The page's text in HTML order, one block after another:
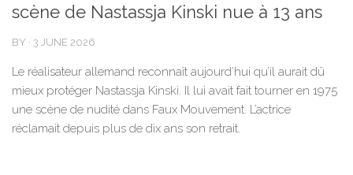
scène de Nastassja Kinski nue à 13 ans
BY · 3 JUNE 2026
Le réalisateur allemand reconnaît aujourd’hui qu’il aurait dû
mieux protéger Nastassja Kinski. Il lui avait fait tourner en 1975
une scène de nudité dans Faux Mouvement. L’actrice
réclamait depuis plus de dix ans son retrait.